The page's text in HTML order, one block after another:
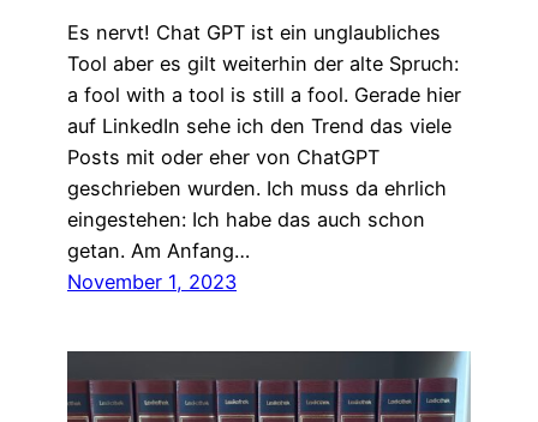
Es nervt! Chat GPT ist ein unglaubliches
Tool aber es gilt weiterhin der alte Spruch:
a fool with a tool is still a fool. Gerade hier
auf LinkedIn sehe ich den Trend das viele
Posts mit oder eher von ChatGPT
geschrieben wurden. Ich muss da ehrlich
eingestehen: Ich habe das auch schon
getan. Am Anfang…
November 1, 2023